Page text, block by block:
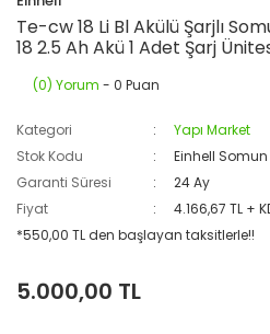
Te-cw 18 Li Bl Akülü Şarjlı
18 2.5 Ah Akü 1 Adet Şarj
(0) Yorum - 0 Puan
Kategori
Yapı Market
Stok Kodu
Einhell Somun
Garanti Süresi
24 Ay
Fiyat
4.166,67 TL +
*550,00 TL den başlayan taksitlerle!!
5.000,00 TL